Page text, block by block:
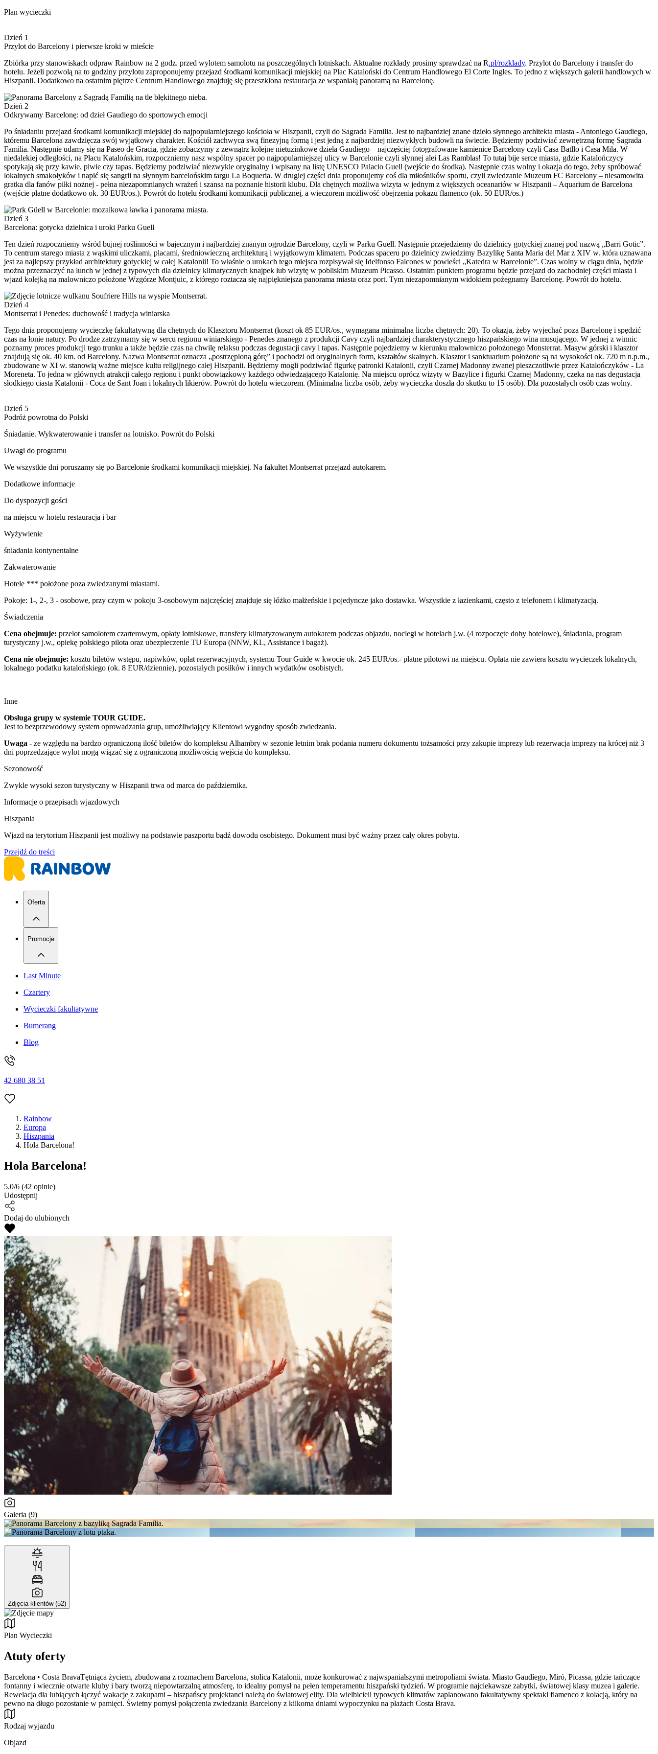
Plan wycieczki
Dzień 1
Przylot do Barcelony i pierwsze kroki w mieście
Zbiórka przy stanowiskach odpraw Rainbow na 2 godz. przed wylotem samolotu na poszczególnych lotniskach. Aktualne rozkłady prosimy sprawdzać na R.pl/rozklady. Przylot do Barcelony i transfer do
hotelu. Jeżeli pozwolą na to godziny przylotu zaproponujemy przejazd środkami komunikacji miejskiej na Plac Kataloński do Centrum Handlowego El Corte Ingles. To jedno z większych galerii handlowych w
Hiszpanii. Dodatkowo na ostatnim piętrze Centrum Handlowego znajduję się przeszklona restauracja ze wspaniałą panoramą na Barcelonę.
Dzień 2
Odkrywamy Barcelonę: od dzieł Gaudiego do sportowych emocji
Po śniadaniu przejazd środkami komunikacji miejskiej do najpopularniejszego kościoła w Hiszpanii, czyli do Sagrada Familia. Jest to najbardziej znane dzieło słynnego architekta miasta - Antoniego Gaudiego,
któremu Barcelona zawdzięcza swój wyjątkowy charakter. Kościół zachwyca swą finezyjną formą i jest jedną z najbardziej niezwykłych budowli na świecie. Będziemy podziwiać zewnętrzną formę Sagrada
Familia. Następnie udamy się na Paseo de Gracia, gdzie zobaczymy z zewnątrz kolejne nietuzinkowe dzieła Gaudiego – najczęściej fotografowane kamienice Barcelony czyli Casa Batllo i Casa Mila. W
niedalekiej odległości, na Placu Katalońskim, rozpoczniemy nasz wspólny spacer po najpopularniejszej ulicy w Barcelonie czyli słynnej alei Las Ramblas! To tutaj bije serce miasta, gdzie Katalończycy
spotykają się przy kawie, piwie czy tapas. Będziemy podziwiać niezwykle oryginalny i wpisany na listę UNESCO Palacio Guell (wejście do środka). Następnie czas wolny i okazja do tego, żeby spróbować
lokalnych smakołyków i napić się sangrii na słynnym barcelońskim targu La Boqueria. W drugiej części dnia proponujemy coś dla miłośników sportu, czyli zwiedzanie Muzeum FC Barcelony – niesamowita
gratka dla fanów piłki nożnej - pełna niezapomnianych wrażeń i szansa na poznanie historii klubu. Dla chętnych możliwa wizyta w jednym z większych oceanariów w Hiszpanii – Aquarium de Barcelona
(wejście płatne dodatkowo ok. 30 EUR/os.). Powrót do hotelu środkami komunikacji publicznej, a wieczorem możliwość obejrzenia pokazu flamenco (ok. 50 EUR/os.)
Dzień 3
Barcelona: gotycka dzielnica i uroki Parku Guell
Ten dzień rozpoczniemy wśród bujnej roślinności w bajecznym i najbardziej znanym ogrodzie Barcelony, czyli w Parku Guell. Następnie przejedziemy do dzielnicy gotyckiej znanej pod nazwą „Barri Gotic”.
To centrum starego miasta z wąskimi uliczkami, placami, średniowieczną architekturą i wyjątkowym klimatem. Podczas spaceru po dzielnicy zwiedzimy Bazylikę Santa Maria del Mar z XIV w. która uznawana
jest za najlepszy przykład architektury gotyckiej w całej Katalonii! To właśnie o urokach tego miejsca rozpisywał się Idelfonso Falcones w powieści „Katedra w Barcelonie”. Czas wolny w ciągu dnia, będzie
można przeznaczyć na lunch w jednej z typowych dla dzielnicy klimatycznych knajpek lub wizytę w pobliskim Muzeum Picasso. Ostatnim punktem programu będzie przejazd do zachodniej części miasta i
wjazd kolejką na malowniczo położone Wzgórze Montjuic, z którego roztacza się najpiękniejsza panorama miasta oraz port. Tym niezapomnianym widokiem pożegnamy Barcelonę. Powrót do hotelu.
Dzień 4
Montserrat i Penedes: duchowość i tradycja winiarska
Tego dnia proponujemy wycieczkę fakultatywną dla chętnych do Klasztoru Montserrat (koszt ok 85 EUR/os., wymagana minimalna liczba chętnych: 20). To okazja, żeby wyjechać poza Barcelonę i spędzić
czas na łonie natury. Po drodze zatrzymamy się w sercu regionu winiarskiego - Penedes znanego z produkcji Cavy czyli najbardziej charakterystycznego hiszpańskiego wina musującego. W jednej z winnic
poznamy proces produkcji tego trunku a także będzie czas na chwilę relaksu podczas degustacji cavy i tapas. Następnie pojedziemy w kierunku malowniczo położonego Monsterrat. Masyw górski i klasztor
znajdują się ok. 40 km. od Barcelony. Nazwa Montserrat oznacza „postrzępioną górę” i pochodzi od oryginalnych form, kształtów skalnych. Klasztor i sanktuarium położone są na wysokości ok. 720 m n.p.m.,
zbudowane w XI w. stanowią ważne miejsce kultu religijnego całej Hiszpanii. Będziemy mogli podziwiać figurkę patronki Katalonii, czyli Czarnej Madonny zwanej pieszczotliwie przez Katalończyków - La
Moreneta. To jedna w głównych atrakcji całego regionu i punkt obowiązkowy każdego odwiedzającego Katalonię. Na miejscu oprócz wizyty w Bazylice i figurki Czarnej Madonny, czeka na nas degustacja
słodkiego ciasta Katalonii - Coca de Sant Joan i lokalnych likierów. Powrót do hotelu wieczorem. (Minimalna liczba osób, żeby wycieczka doszła do skutku to 15 osób). Dla pozostałych osób czas wolny.
Dzień 5
Podróż powrotna do Polski
Śniadanie. Wykwaterowanie i transfer na lotnisko. Powrót do Polski
Uwagi do programu
We wszystkie dni poruszamy się po Barcelonie środkami komunikacji miejskiej. Na fakultet Montserrat przejazd autokarem.
Dodatkowe informacje
Do dyspozycji gości
na miejscu w hotelu restauracja i bar
Wyżywienie
śniadania kontynentalne
Zakwaterowanie
Hotele *** położone poza zwiedzanymi miastami.
Pokoje: 1-, 2-, 3 - osobowe, przy czym w pokoju 3-osobowym najczęściej znajduje się łóżko małżeńskie i pojedyncze jako dostawka. Wszystkie z łazienkami, często z telefonem i klimatyzacją.
Świadczenia
Cena obejmuje: przelot samolotem czarterowym, opłaty lotniskowe, transfery klimatyzowanym autokarem podczas objazdu, noclegi w hotelach j.w. (4 rozpoczęte doby hotelowe), śniadania, program
turystyczny j.w., opiekę polskiego pilota oraz ubezpieczenie TU Europa (NNW, KL, Assistance i bagaż).
Cena nie obejmuje: kosztu biletów wstępu, napiwków, opłat rezerwacyjnych, systemu Tour Guide w kwocie ok. 245 EUR/os.- płatne pilotowi na miejscu. Opłata nie zawiera kosztu wycieczek lokalnych,
lokalnego podatku katalońskiego (ok. 8 EUR/dziennie), pozostałych posiłków i innych wydatków osobistych.
Inne
Obsługa grupy w systemie TOUR GUIDE.
Jest to bezprzewodowy system oprowadzania grup, umożliwiający Klientowi wygodny sposób zwiedzania.
Uwaga - ze względu na bardzo ograniczoną ilość biletów do kompleksu Alhambry w sezonie letnim brak podania numeru dokumentu tożsamości przy zakupie imprezy lub rezerwacja imprezy na krócej niż 3
dni poprzedzające wylot mogą wiązać się z ograniczoną możliwością wejścia do kompleksu.
Sezonowość
Zwykle wysoki sezon turystyczny w Hiszpanii trwa od marca do października.
Informacje o przepisach wjazdowych
Hiszpania
​Wjazd na terytorium Hiszpanii jest możliwy na podstawie paszportu bądź dowodu osobistego. Dokument musi być ważny przez cały okres pobytu.
Przejdź do treści
Oferta
Promocje
Last Minute
Czartery
Wycieczki fakultatywne
Bumerang
Blog
42 680 38 51
Rainbow
Europa
Hiszpania
Hola Barcelona!
Hola Barcelona!
5.0/6 (42 opinie)
Udostępnij
Dodaj do ulubionych
Galeria (9)
Zdjęcia klientów (52)
Plan Wycieczki
Atuty oferty
Barcelona • Costa BravaTętniąca życiem, zbudowana z rozmachem Barcelona, stolica Katalonii, może konkurować z najwspanialszymi metropoliami świata. Miasto Gaudíego, Miró, Picassa, gdzie tańczące
fontanny i wiecznie otwarte kluby i bary tworzą niepowtarzalną atmosferę, to idealny pomysł na pełen temperamentu hiszpański tydzień. W programie najciekawsze zabytki, światowej klasy muzea i galerie.
Rewelacja dla lubiących łączyć wakacje z zakupami – hiszpańscy projektanci należą do światowej elity. Dla wielbicieli typowych klimatów zaplanowano fakultatywny spektakl flamenco z kolacją, który na
pewno na długo pozostanie w pamięci. Świetny pomysł połączenia zwiedzania Barcelony z kilkoma dniami wypoczynku na plażach Costa Brava.
Rodzaj wyjazdu
Objazd